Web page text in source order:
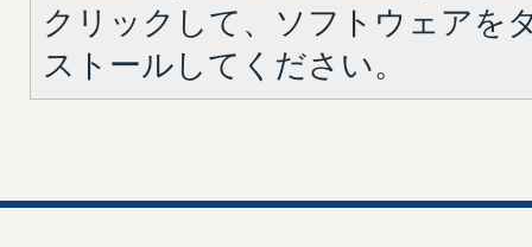
クリックして、ソフトウェアを
ストールしてください。